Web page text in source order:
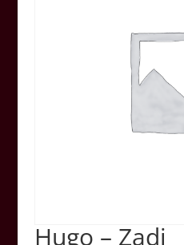
Hugo – Zadi